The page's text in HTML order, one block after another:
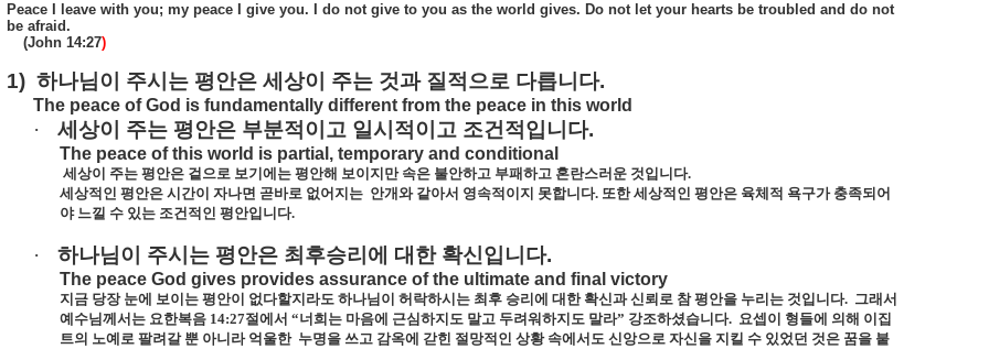
Peace I leave with you; my peace I give you. I do not give to you as the world gives. Do not let your hearts be troubled and do not
be afraid.
(John 14:27)
1) 하나님이 주시는 평안은 세상이 주는 것과 질적으로 다릅니다.
The peace of God is fundamentally different from the peace in this world
· 세상이 주는 평안은 부분적이고 일시적이고 조건적입니다.
The peace of this world is partial, temporary and conditional
세상이 주는 평안은 겉으로 보기에는 평안해 보이지만 속은 불안하고 부패하고 혼란스러운 것입니다.
세상적인 평안은 시간이 자나면 곧바로 없어지는 안개와 같아서 영속적이지 못합니다. 또한 세상적인 평안은 육체적 욕구가 충족되어
야 느낄 수 있는 조건적인 평안입니다.
· 하나님이 주시는 평안은 최후승리에 대한 확신입니다.
The peace God gives provides assurance of the ultimate and final victory
지금 당장 눈에 보이는 평안이 없다할지라도 하나님이 허락하시는 최후 승리에 대한 확신과 신뢰로 참 평안을 누리는 것입니다. 그래서
예수님께서는 요한복음 14:27절에서 “너희는 마음에 근심하지도 말고 두려워하지도 말라” 강조하셨습니다. 요셉이 형들에 의해 이집
트의 노예로 팔려갈 뿐 아니라 억울한 누명을 쓰고 감옥에 갇힌 절망적인 상황 속에서도 신앙으로 자신을 지킬 수 있었던 것은 꿈을 붙